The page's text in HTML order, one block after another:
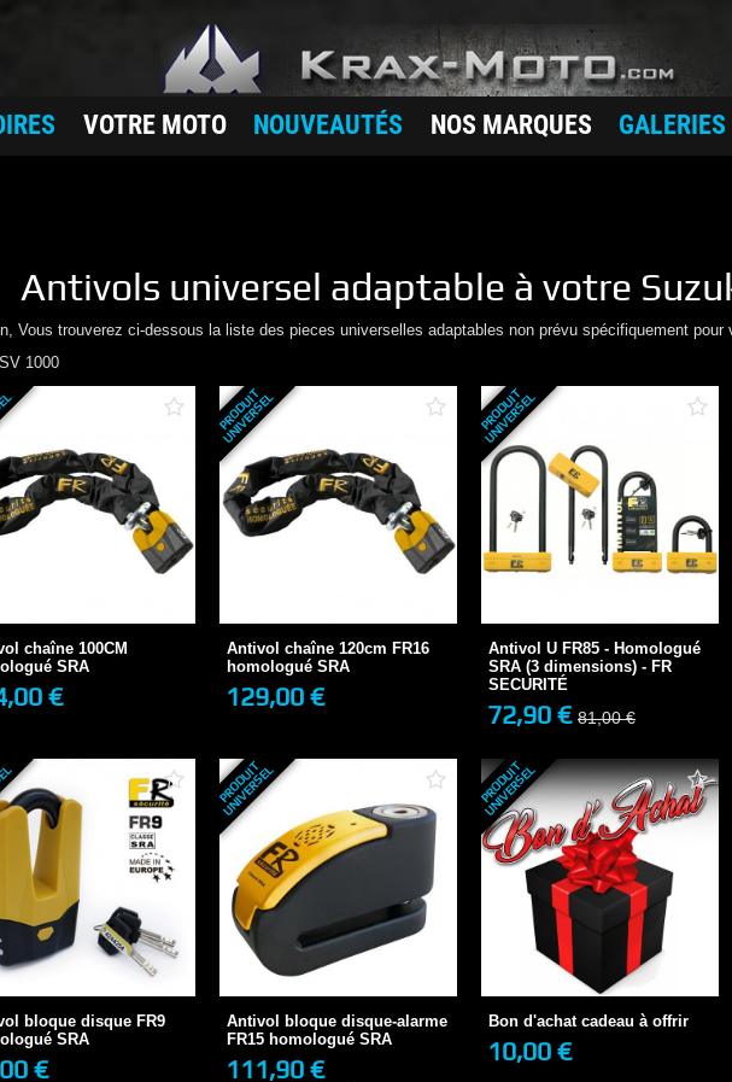
VOTRE MOTO NOUVEAUTÉS NOS MARQUES GALERIES
Antivols universel adaptable à votre
Vous trouverez ci-dessous la liste des pieces universelles adaptables non prévu spécifiquement pour
SV 1000
chaîne 100CM
SRA
€
€
P
R
O
D
U
I
T
U
N
I
V
E
R
S
E
L
Antivol chaîne 120cm FR16
homologué SRA
129,00 €
129,00 €
P
R
O
D
U
I
T
U
N
I
V
E
R
S
E
L
Antivol U FR85 - Homologué
SRA (3 dimensions) - FR
SECURITÉ
72,90 € 81,00 €
72,90 €81,00 €
+ DE DÉTAILS
bloque disque FR9
SRA
€
bloque disque FR9
homologué SRA
€
P
R
O
D
U
I
T
U
N
I
V
E
R
S
E
L
Antivol bloque disque-alarme
FR15 homologué SRA
111,90 €
Antivol bloque disque-alarme
FR15...
111,90 €
1 avis
P
R
O
D
U
I
T
U
N
I
V
E
R
S
E
L
Bon d'achat cadeau à offrir
10,00 €
Bon d'achat cadeau à offrir
10,00 € EN STOCK